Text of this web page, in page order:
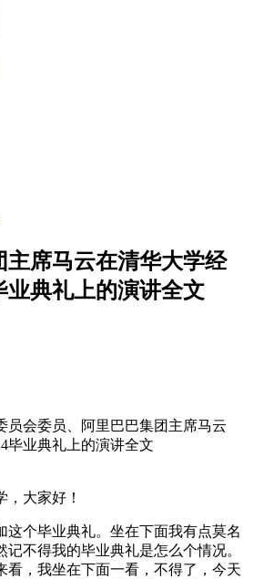
主席马云在清华大学经
业典礼上的演讲全文
员会委员、阿里巴巴集团主席马云
毕业典礼上的演讲全文
，大家好！
这个毕业典礼。坐在下面我有点莫名
记不得我的毕业典礼是怎么个情况。
看，我坐在下面一看，不得了，今天